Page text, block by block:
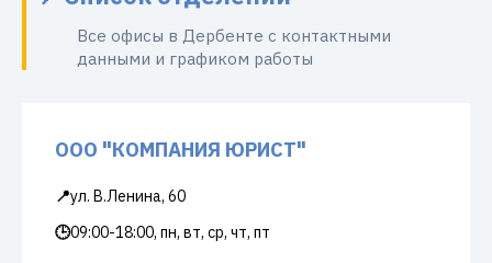
Все офисы в Дербенте с контактными
данными и графиком работы
ООО "КОМПАНИЯ ЮРИСТ"
📍ул. В.Ленина, 60
🕒09:00-18:00, пн, вт, ср, чт, пт